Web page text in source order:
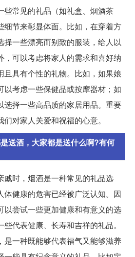
些常见的礼品（如礼盒、烟酒茶
细节来彰显体面。比如，在穿着方
择一些漂亮而别致的服装，给人以
，可以考虑将家人的需求和喜好纳
且具有个性的礼物。比如，如果娘
以考虑一些保健品或按摩器材；如
选择一些高品质的家居用品。重要
对家人关爱和祝福的心意。
送酒，大家都是送什么啊?有何
戚时，烟酒是一种常见的礼品选
体健康的危害已经被广泛认知。因
以尝试一些更加健康和有意义的选
代表健康、长寿和吉祥的礼品。
是一种既能够代表福气又能够滋养